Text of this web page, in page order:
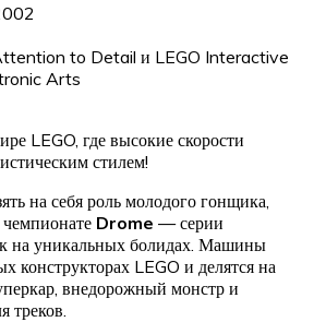
to Detail и LEGO Interactive
Arts
LEGO, где высокие скорости
стилем!
на себя роль молодого гонщика,
чемпионате Drome — серии
на уникальных болидах. Машины
конструкторах LEGO и делятся на
внедорожный монстр и
треков.